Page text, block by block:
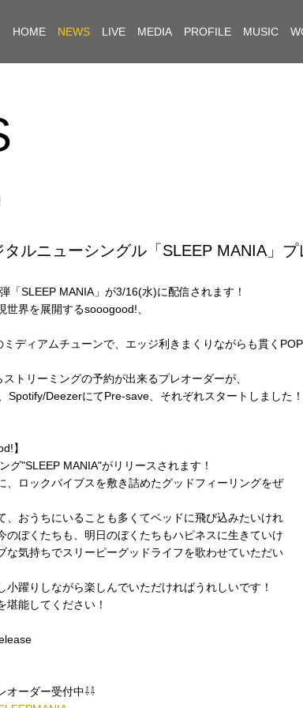
HOME NEWS LIVE MEDIA PROFILE MUSIC
ルニューシングル「SLEEP MANIA」プ
「SLEEP MANIA」が3/16(水)に配信されます！
界を展開するsooogood!、
ミディアムチューンで、エッジ利きまくりながらも貫く
トリーミングの予約が出来るプレオーダーが、
Spotify/DeezerにてPre-save、それぞれスタートしました！
】
グ"SLEEP MANIA"がリリースされます！
、ロックバイブスを敷き詰めたグッドフィーリングをぜ
、おうちにいることも多くてベッドに飛び込みたいけれ
のぼくたちも、明日のぼくたちもハピネスに生きていけ
な気持ちでスリーピーグッドライフを歌わせていただい
小躍りしながら楽しんでいただければうれしいです！
堪能してください！
オーダー受付中⇩⇩